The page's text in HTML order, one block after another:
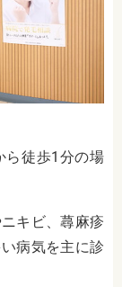
ら徒歩1分の場
キビ、蕁麻疹
病気を主に診